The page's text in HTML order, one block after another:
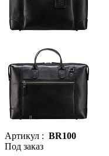
Артикул : BR100
Под заказ